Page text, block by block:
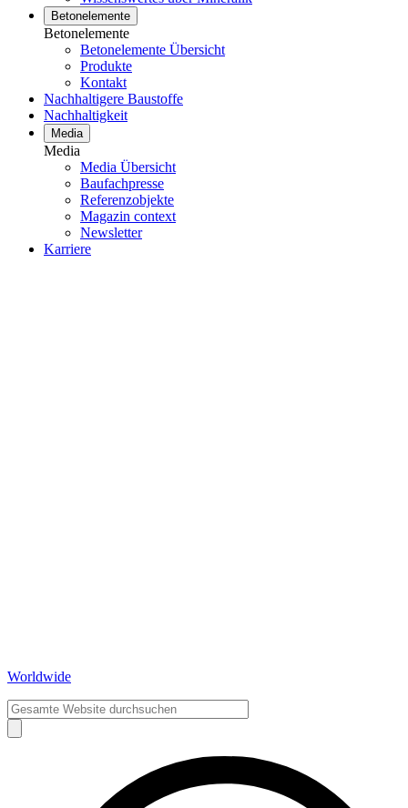
Betonelemente
Betonelemente
Betonelemente Übersicht
Produkte
Kontakt
Nachhaltigere Baustoffe
Nachhaltigkeit
Media
Media
Media Übersicht
Baufachpresse
Referenzobjekte
Magazin context
Newsletter
Karriere
Worldwide